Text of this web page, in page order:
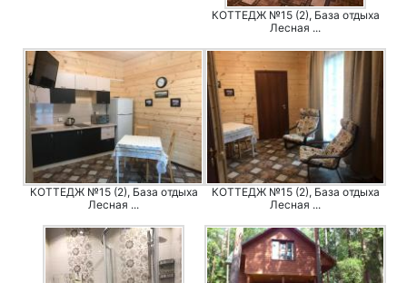
КОТТЕДЖ №15 (2), База отдыха
Лесная ...
КОТТЕДЖ №15 (2), База отдыха
Лесная ...
КОТТЕДЖ №15 (2), База отдыха
Лесная ...